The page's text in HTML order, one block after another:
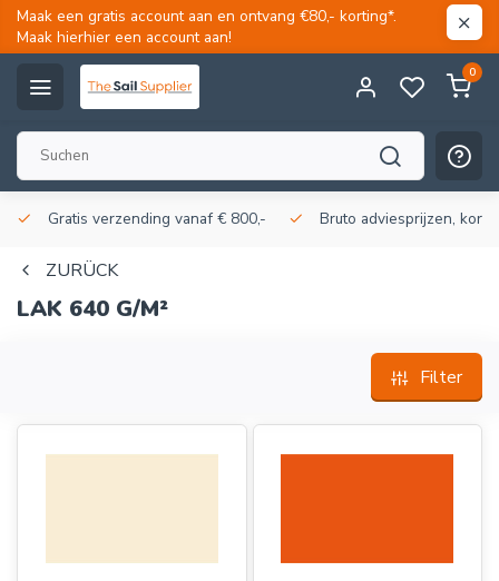
Maak een gratis account aan en ontvang €80,- korting*.
Maak hierhier een account aan!
0
Gratis verzending vanaf € 800,- Bruto adviesprijzen,
ZURÜCK
LAK 640 G/M²
Filter